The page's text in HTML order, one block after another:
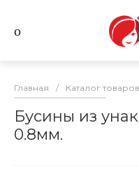
Главная / Каталог товаров
Бусины из
0.8мм.